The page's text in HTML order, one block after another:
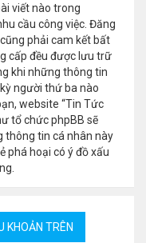
viết nào trong
cầu công việc. Đăng
phải cam kết bất
cấp đều được lưu trữ
khi những thông tin
người thứ ba nào
website “Tin Tức
tổ chức phpBB sẽ
thông tin cá nhân này
phá hoại có ý đồ xấu